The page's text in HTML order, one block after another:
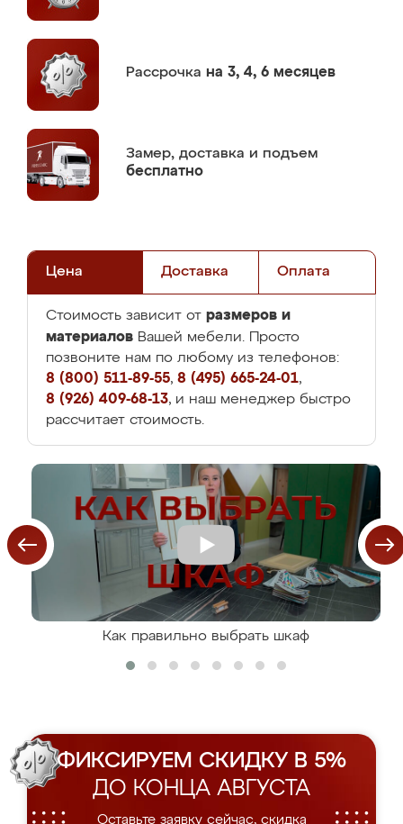
Рассрочка на 3, 4, 6 месяцев
Замер, доставка и подъем
бесплатно
Цена Доставка Оплата
Стоимость зависит от размеров и
материалов Вашей мебели. Просто
позвоните нам по любому из телефонов:
8 (800) 511-89-55, 8 (495) 665-24-01,
8 (926) 409-68-13, и наш менеджер быстро
рассчитает стоимость.
Как правильно выбрать шкаф
ФИКСИРУЕМ СКИДКУ В 5%
ДО КОНЦА АВГУСТА
Оставьте заявку сейчас, скидка